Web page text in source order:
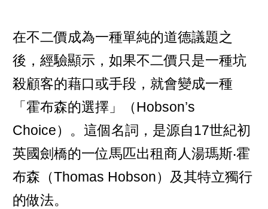
在不二價成為一種單純的道德議題之
後，經驗顯示，如果不二價只是一種坑
殺顧客的藉口或手段，就會變成一種
「霍布森的選擇」（Hobson’s
Choice）。這個名詞，是源自17世紀初
英國劍橋的一位馬匹出租商人湯瑪斯‧霍
布森（Thomas Hobson）及其特立獨行
的做法。